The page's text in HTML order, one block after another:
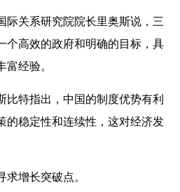
关系研究院院长里奥斯说，三
个高效的政府和明确的目标，具
经验。
特指出，中国的制度优势有利
的稳定性和连续性，这对经济发
增长突破点。